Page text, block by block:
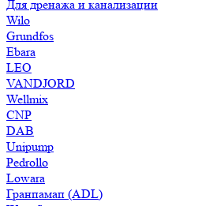
Для дренажа и канализации
Wilo
Grundfos
Ebara
LEO
VANDJORD
Wellmix
CNP
DAB
Unipump
Pedrollo
Lowara
Гранпамап (ADL)